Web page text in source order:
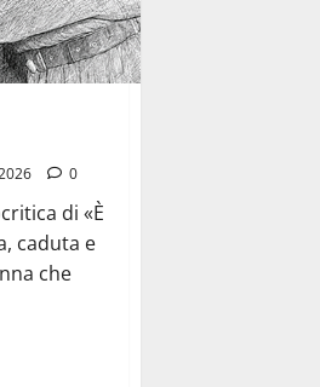
0
di «È
caduta e
che